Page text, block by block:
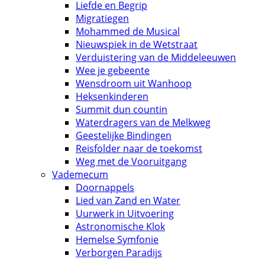
Liefde en Begrip
Migratiegen
Mohammed de Musical
Nieuwspiek in de Wetstraat
Verduistering van de Middeleeuwen
Wee je gebeente
Wensdroom uit Wanhoop
Heksenkinderen
Summit dun countin
Waterdragers van de Melkweg
Geestelijke Bindingen
Reisfolder naar de toekomst
Weg met de Vooruitgang
Vademecum
Doornappels
Lied van Zand en Water
Uurwerk in Uitvoering
Astronomische Klok
Hemelse Symfonie
Verborgen Paradijs